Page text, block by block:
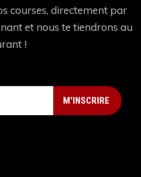
courses, directement par
et nous te tiendrons au
!